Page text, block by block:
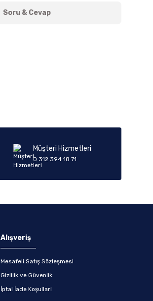
Soru & Cevap
Müşteri Hizmetleri
0 312 394 18 71
Alışveriş
Mesafeli Satış Sözleşmesi
Gizlilik ve Güvenlik
İptal İade Koşullari